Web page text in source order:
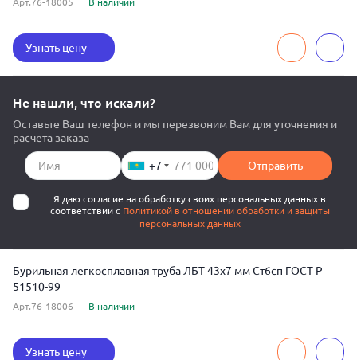
Узнать цену
Не нашли, что искали?
Оставьте Ваш телефон и мы перезвоним Вам для уточнения и
расчета заказа
+7 Отправить
Я даю согласие на обработку своих персональных данных в
соответствии с Политикой в отношении обработки и защиты
персональных данных
Бурильная легкосплавная труба ЛБТ 43x7 мм Ст6сп ГОСТ Р
51510-99
Арт.76-18006 В наличии
Узнать цену